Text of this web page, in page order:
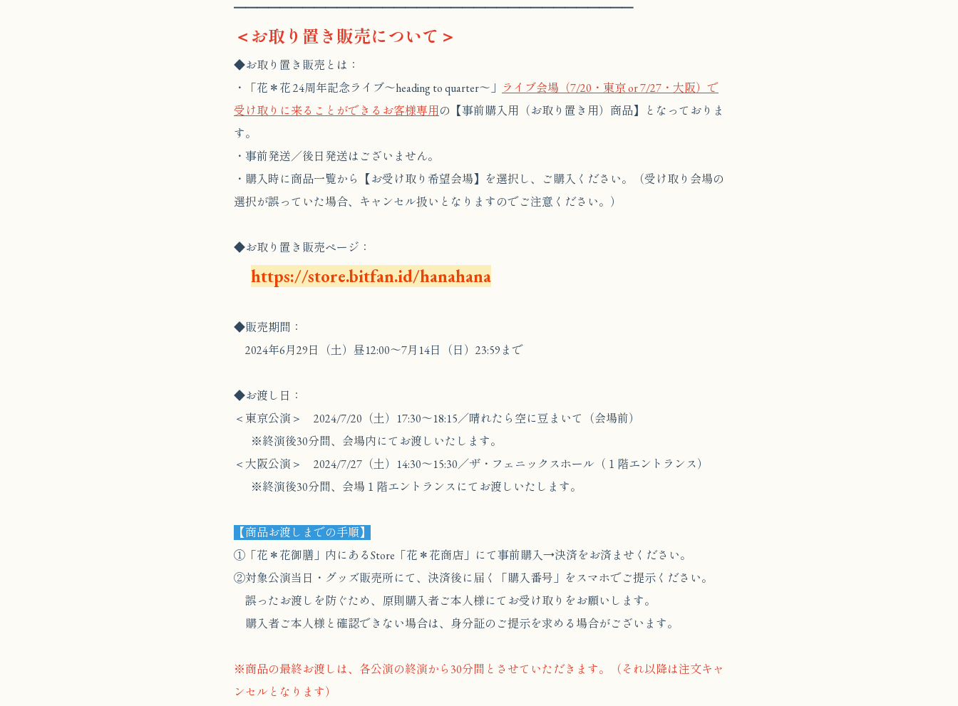
━━━━━━━━━━━━━━━━━━━━━━━━━━━━━━━━━━━
＜お取り置き販売について＞
◆お取り置き販売とは：
・「花＊花 24周年記念ライブ～heading to quarter～」 ライブ会場（7/20・東京 or 7/27・大阪）で
受け取りに来ることができるお客様専用の【事前購入用（お取り置き用）商品】となっておりま
す。
・事前発送／後日発送はございません。
・購入時に商品一覧から【お受け取り希望会場】を選択し、ご購入ください。（受け取り会場の
選択が誤っていた場合、キャンセル扱いとなりますのでご注意ください。）
◆お取り置き販売ページ：
https://store.bitfan.id/hanahana
◆販売期間：
2024年6月29日（土）昼12:00〜7月14日（日）23:59まで
◆お渡し日：
＜東京公演＞ 2024/7/20（土）17:30〜18:15／晴れたら空に豆まいて（会場前）
※終演後30分間、会場内にてお渡しいたします。
＜大阪公演＞ 2024/7/27（土）14:30〜15:30／ザ・フェニックスホール（１階エントランス）
※終演後30分間、会場１階エントランスにてお渡しいたします。
【商品お渡しまでの手順】
①「花＊花御膳」内にあるStore「花＊花商店」にて事前購入→決済をお済ませください。
②対象公演当日・グッズ販売所にて、決済後に届く「購入番号」をスマホでご提示ください。
誤ったお渡しを防ぐため、原則購入者ご本人様にてお受け取りをお願いします。
購入者ご本人様と確認できない場合は、身分証のご提示を求める場合がございます。
※商品の最終お渡しは、各公演の終演から30分間とさせていただきます。（それ以降は注文キャ
ンセルとなります）